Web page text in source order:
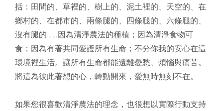
括：田間的、草裡的、樹上的、泥土裡的、天空的、在
鄉村的、在都市的、兩條腿的、四條腿的、六條腿的、
沒有腿的……因為清淨農法的種植；因為清淨食物可
食；因為有著共同愛護所有生命；不分你我的安心在這
環境裡生活。讓所有生命都能遠離憂愁、煩惱與痛苦。
將這為彼此著想的心，轉動開來，愛無時無刻不在。
如果您很喜歡清淨農法的理念，也很想以實際行動支持